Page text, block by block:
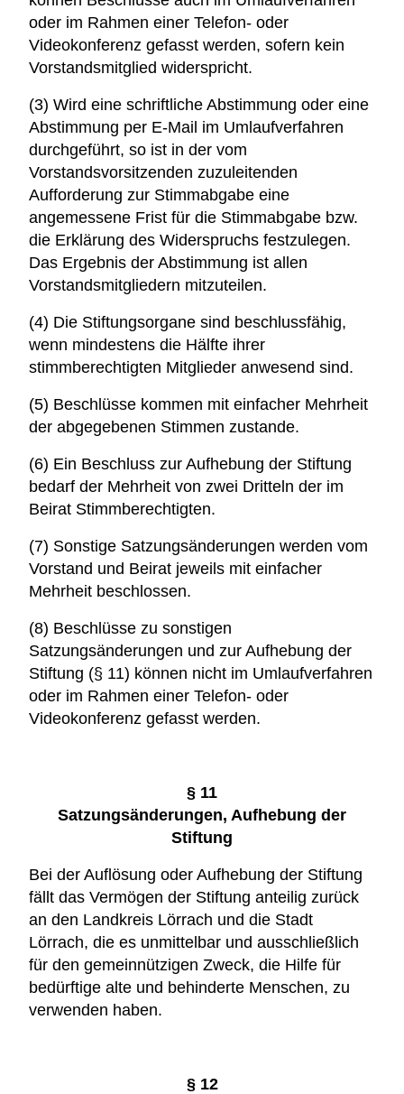
oder im Rahmen einer Telefon- oder
Videokonferenz gefasst werden, sofern kein
Vorstandsmitglied widerspricht.
(3) Wird eine schriftliche Abstimmung oder eine
Abstimmung per E-Mail im Umlaufverfahren
durchgeführt, so ist in der vom
Vorstandsvorsitzenden zuzuleitenden
Aufforderung zur Stimmabgabe eine
angemessene Frist für die Stimmabgabe bzw.
die Erklärung des Widerspruchs festzulegen.
Das Ergebnis der Abstimmung ist allen
Vorstandsmitgliedern mitzuteilen.
(4) Die Stiftungsorgane sind beschlussfähig,
wenn mindestens die Hälfte ihrer
stimmberechtigten Mitglieder anwesend sind.
(5) Beschlüsse kommen mit einfacher Mehrheit
der abgegebenen Stimmen zustande.
(6) Ein Beschluss zur Aufhebung der Stiftung
bedarf der Mehrheit von zwei Dritteln der im
Beirat Stimmberechtigten.
(7) Sonstige Satzungsänderungen werden vom
Vorstand und Beirat jeweils mit einfacher
Mehrheit beschlossen.
(8) Beschlüsse zu sonstigen
Satzungsänderungen und zur Aufhebung der
Stiftung (§ 11) können nicht im Umlaufverfahren
oder im Rahmen einer Telefon- oder
Videokonferenz gefasst werden.
§ 11
Satzungsänderungen, Aufhebung der
Stiftung
Bei der Auflösung oder Aufhebung der Stiftung
fällt das Vermögen der Stiftung anteilig zurück
an den Landkreis Lörrach und die Stadt
Lörrach, die es unmittelbar und ausschließlich
für den gemeinnützigen Zweck, die Hilfe für
bedürftige alte und behinderte Menschen, zu
verwenden haben.
§ 12